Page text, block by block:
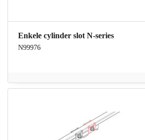
Enkele cylinder slot N-series
N99976